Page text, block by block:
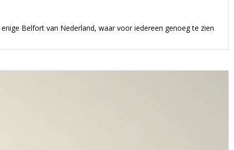
Belfort van Nederland, waar voor iedereen genoeg te zien